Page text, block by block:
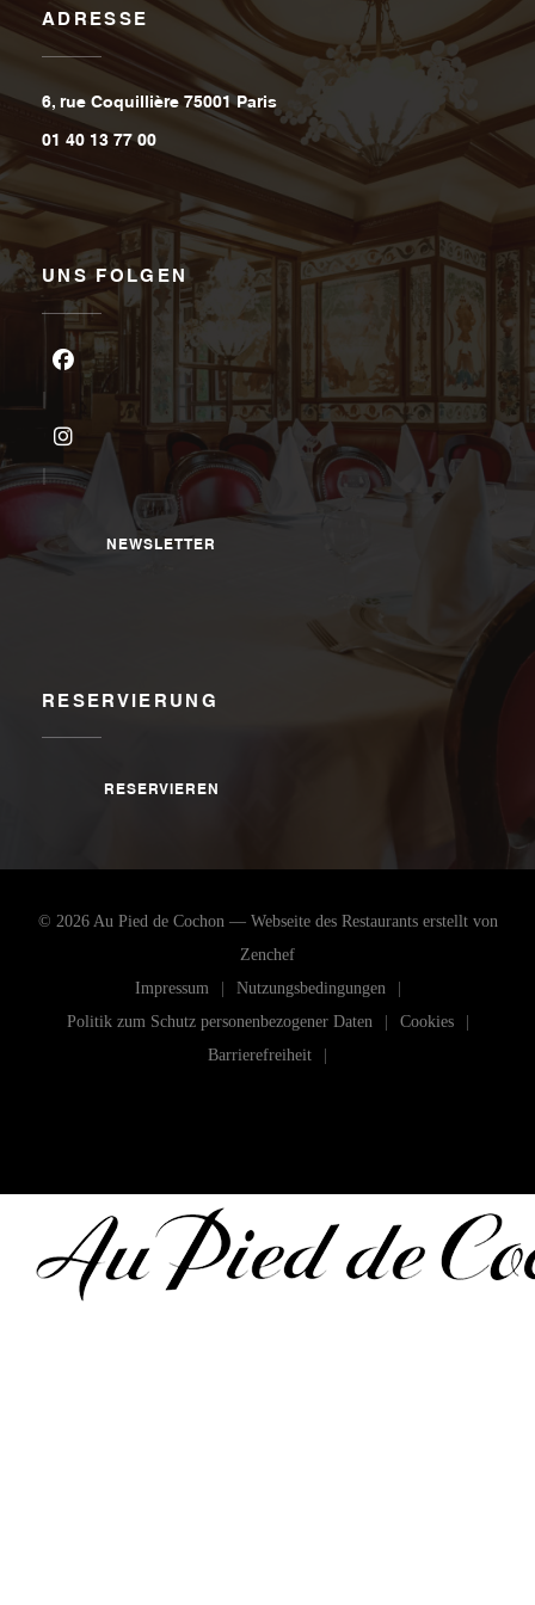
ADRESSE
6, rue Coquillière 75001 Paris((öffnet ein neues Fenster))
01 40 13 77 00
UNS FOLGEN
Facebook ((öffnet ein neues Fenster))
Instagram ((öffnet ein neues Fenster))
NEWSLETTER
RESERVIERUNG
RESERVIEREN
© 2026 Au Pied de Cochon — Webseite des Restaurants erstellt von
Zenchef((öffnet ein neues Fenster))
Impressum((öffnet ein neues Fenster))
Nutzungsbedingungen((öffnet ein neues
Politik zum Schutz personenbezogener Daten((öffnet ein neues
Cookies((öffnet ein
Barrierefreiheit((öffnet ein neues Fenster))